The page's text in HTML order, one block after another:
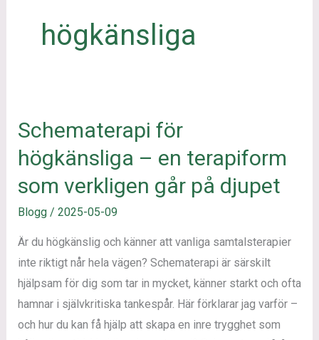
högkänsliga
Schematerapi för
högkänsliga – en terapiform
som verkligen går på djupet
Blogg/ 2025-05-09
Är du högkänslig och känner att vanliga samtalsterapier
inte riktigt når hela vägen? Schematerapi är särskilt
hjälpsam för dig som tar in mycket, känner starkt och ofta
hamnar i självkritiska tankespår. Här förklarar jag varför –
och hur du kan få hjälp att skapa en inre trygghet som
Schematerapi
för
högkänsliga
–
en
som
verkligen
går
på
djupet